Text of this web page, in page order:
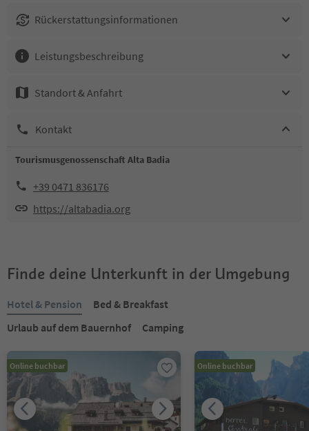
Rückerstattungsinformationen
Leistungsbeschreibung
Standort & Anfahrt
Kontakt
Tourismusgenossenschaft Alta Badia
+39 0471 836176
https://altabadia.org
Finde deine Unterkunft in der Umgebung
Hotel & Pension
Bed & Breakfast
Urlaub auf dem Bauernhof
Camping
Online buchbar Online buchbar